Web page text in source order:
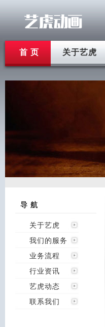
首 页 关于艺虎
导 航
关于艺虎
我们的服务
业务流程
行业资讯
艺虎动态
联系我们